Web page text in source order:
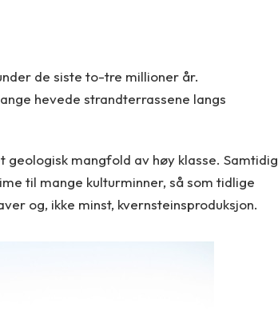
de siste to-tre millioner år.
hevede strandterrassene langs
mangfold av høy klasse. Samtidig
til mange kulturminner, så som tidlige
og, ikke minst, kvernsteinsproduksjon.